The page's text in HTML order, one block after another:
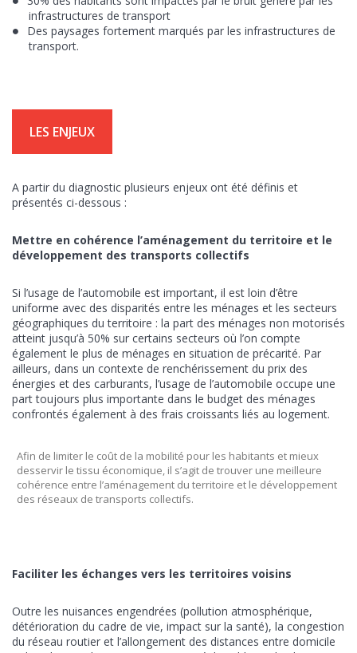
infrastructures de transport
Des paysages fortement marqués par les infrastructures de
transport.
LES ENJEUX
A partir du diagnostic plusieurs enjeux ont été définis et
présentés ci-dessous :
Mettre en cohérence l’aménagement du territoire et le
développement des transports collectifs
Si l’usage de l’automobile est important, il est loin d’être
uniforme avec des disparités entre les ménages et les secteurs
géographiques du territoire : la part des ménages non motorisés
atteint jusqu’à 50% sur certains secteurs où l’on compte
également le plus de ménages en situation de précarité. Par
ailleurs, dans un contexte de renchérissement du prix des
énergies et des carburants, l’usage de l’automobile occupe une
part toujours plus importante dans le budget des ménages
confrontés également à des frais croissants liés au logement.
Afin de limiter le coût de la mobilité pour les habitants et mieux
desservir le tissu économique, il s’agit de trouver une meilleure
cohérence entre l’aménagement du territoire et le développement
des réseaux de transports collectifs.
Faciliter les échanges vers les territoires voisins
Outre les nuisances engendrées (pollution atmosphérique,
détérioration du cadre de vie, impact sur la santé), la congestion
du réseau routier et l’allongement des distances entre domicile